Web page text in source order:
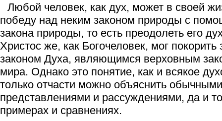
Любой человек, как дух, может в своей
победу над неким законом природы с
закона природы, то есть преодолеть его
Христос же, как Богочеловек, мог
законом Духа, являющимся верховным
мира. Однако это понятие, как и всякое
только отчасти можно объяснить
представлениями и рассуждениями, да и
примерах и сравнениях.